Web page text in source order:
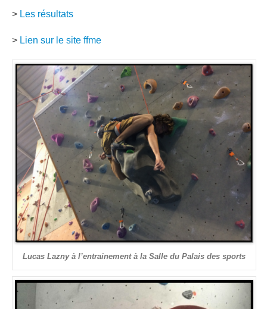
> Les résultats
> Lien sur le site ffme
Lucas Lazny à l’entrainement à la Salle du Palais des sports